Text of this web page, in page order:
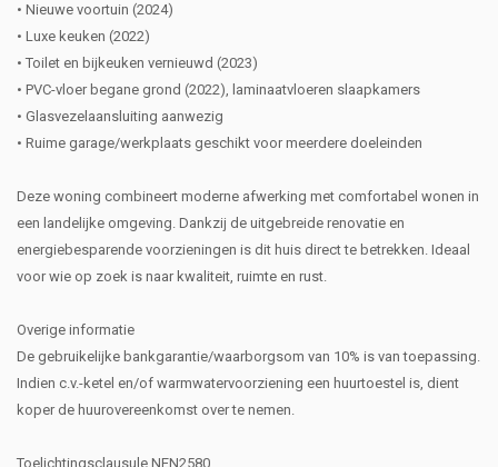
• Nieuwe voortuin (2024)
• Luxe keuken (2022)
• Toilet en bijkeuken vernieuwd (2023)
• PVC-vloer begane grond (2022), laminaatvloeren slaapkamers
• Glasvezelaansluiting aanwezig
• Ruime garage/werkplaats geschikt voor meerdere doeleinden
Deze woning combineert moderne afwerking met comfortabel wonen in
een landelijke omgeving. Dankzij de uitgebreide renovatie en
energiebesparende voorzieningen is dit huis direct te betrekken. Ideaal
voor wie op zoek is naar kwaliteit, ruimte en rust.
Overige informatie
De gebruikelijke bankgarantie/waarborgsom van 10% is van toepassing.
Indien c.v.-ketel en/of warmwatervoorziening een huurtoestel is, dient
koper de huurovereenkomst over te nemen.
Toelichtingsclausule NEN2580